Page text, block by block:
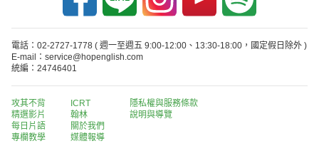
電話：02-2727-1778 ( 週一至週五 9:00-12:00、13:30-18:00，國定假日除外 )
E-mail：service@hopenglish.com
統編：24746401
攻其不背
精選影片
每日片語
專欄教學
ICRT
翰林
關於我們
媒體報導
隱私權與服務條款
說明與導覽